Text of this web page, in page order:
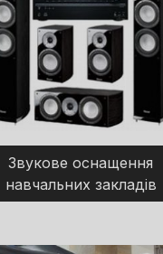
Звукове оснащення
навчальних закладів